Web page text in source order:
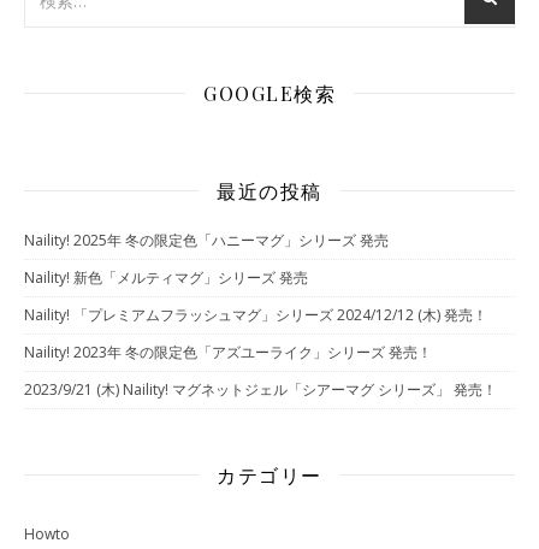
GOOGLE検索
最近の投稿
Naility! 2025年 冬の限定色「ハニーマグ」シリーズ 発売
Naility! 新色「メルティマグ」シリーズ 発売
Naility! 「プレミアムフラッシュマグ」シリーズ 2024/12/12 (木) 発売！
Naility! 2023年 冬の限定色「アズユーライク」シリーズ 発売！
2023/9/21 (木) Naility! マグネットジェル「シアーマグ シリーズ」 発売！
カテゴリー
Howto